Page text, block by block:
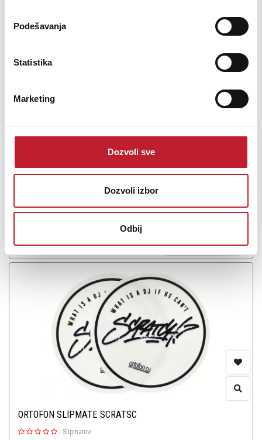
Podešavanja
Statistika
Marketing
Dozvoli sve
Dozvoli izbor
Odbij
35,00KM
41,00
The Native Instruments Traktor Scratch Control Vinyl MK2
replacement DJ vinyl gives you the feel of analog coupled with the
flexibility and precision of digital operation.
DODAJ U KORPU
ORTOFON SLIPMATE SCRATSC
- Slipmatovi